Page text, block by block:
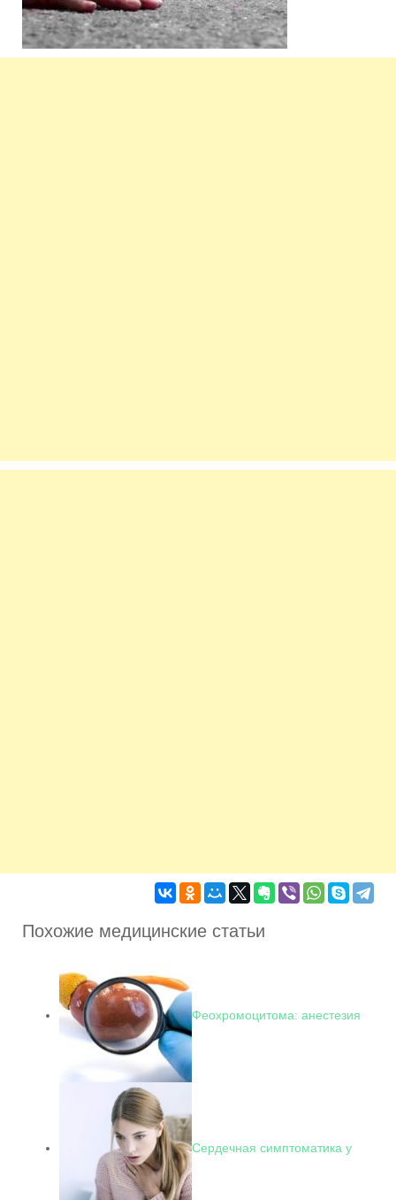
Похожие медицинские статьи
Феохромоцитома: анестезия
Сердечная симптоматика у